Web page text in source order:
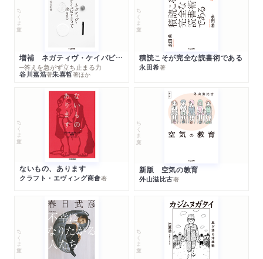
ちくま文庫
増補 ネガティヴ・ケイパビリティで生きる
─答えを急がず立ち止まる力
谷川嘉浩著朱喜哲著ほか
ちくま文庫
積読こそが完全な読書術である
永田希著
ちくま文庫
ないもの、あります
クラフト・エヴィング商會著
ちくま文庫
新版 空気の教育
外山滋比古著
ちくま文庫 ちくま文庫